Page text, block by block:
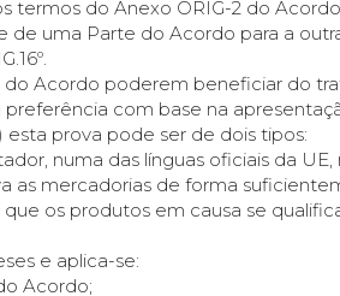
termos do Anexo ORIG-2 do
de uma Parte do Acordo para a
do Acordo poderem beneficiar do
com base na
esta prova pode ser de dois tipos:
numa das línguas oficiais da UE,
as mercadorias de forma
os produtos em causa se
e aplica-se:
Acordo;